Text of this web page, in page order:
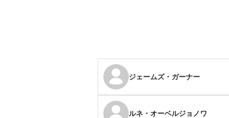
ジェームズ・ガーナー
ルネ・オーベルジョノワ